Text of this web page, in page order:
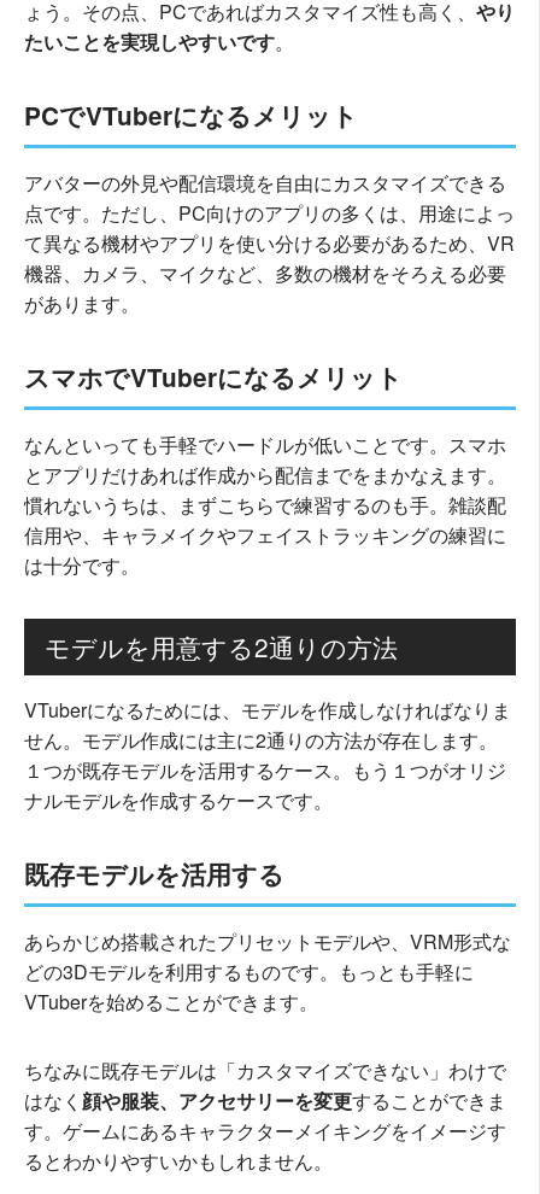
ょう。その点、PCであればカスタマイズ性も高く、 やり
たいことを実現しやすいです。
PCでVTuberになるメリット
アバターの外見や配信環境を自由にカスタマイズできる
点です。ただし、PC向けのアプリの多くは、用途によっ
て異なる機材やアプリを使い分ける必要があるため、VR
機器、カメラ、マイクなど、多数の機材をそろえる必要
があります。
スマホでVTuberになるメリット
なんといっても手軽でハードルが低いことです。スマホ
とアプリだけあれば作成から配信までをまかなえます。
慣れないうちは、まずこちらで練習するのも手。雑談配
信用や、キャラメイクやフェイストラッキングの練習に
は十分です。
モデルを用意する2通りの方法
VTuberになるためには、モデルを作成しなければなりま
せん。モデル作成には主に2通りの方法が存在します。
１つが既存モデルを活用するケース。もう１つがオリジ
ナルモデルを作成するケースです。
既存モデルを活用する
あらかじめ搭載されたプリセットモデルや、VRM形式な
どの3Dモデルを利用するものです。もっとも手軽に
VTuberを始めることができます。
ちなみに既存モデルは「カスタマイズできない」わけで
はなく 顔や服装、アクセサリーを変更することができま
す。ゲームにあるキャラクターメイキングをイメージす
るとわかりやすいかもしれません。